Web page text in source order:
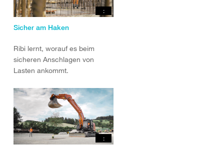
:
Sicher am Haken
Ribi lernt, worauf es beim
sicheren Anschlagen von
Lasten ankommt.
: